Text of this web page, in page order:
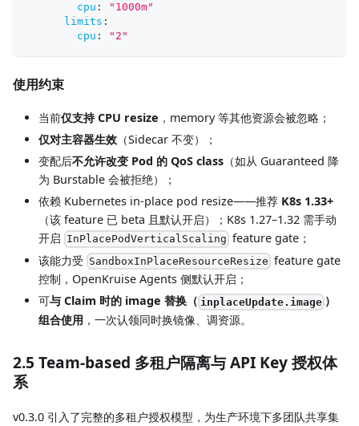
cpu :
"1000m"
limits :
cpu : "2"
使用约束
当前仅支持 CPU resize ，memory 等其他资源会被忽略；
仅对主容器生效 （Sidecar 不变）；
变配后不允许改变 Pod 的 QoS class （如从 Guaranteed 降
为 Burstable 会被拒绝）；
依赖 Kubernetes in-place pod resize——推荐 K8s 1.33+
（该 feature 已 beta 且默认开启）；K8s 1.27–1.32 需手动
开启 InPlacePodVerticalScaling feature gate；
该能力受 SandboxInPlaceResourceResize feature gate
控制，OpenKruise Agents 侧默认开启；
可与 Claim 时的 image 替换（ inplaceUpdate.image ）
组合使用 ，一次认领同时换镜像、调资源。
2.5 Team-based 多租户隔离与 API Key 授权体
系
v0.3.0 引入了完整的多租户授权模型，为生产环境下多团队共享集